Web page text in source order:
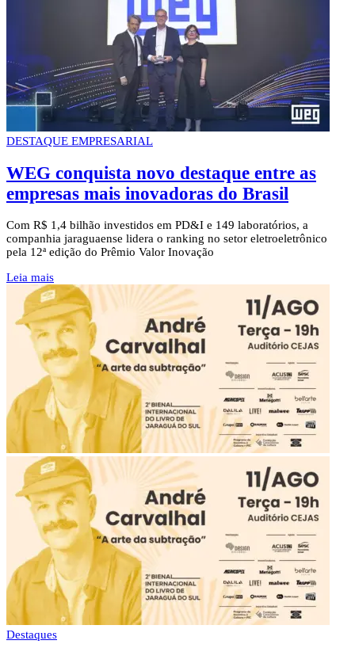
DESTAQUE EMPRESARIAL
WEG conquista novo destaque entre as
empresas mais inovadoras do Brasil
Com R$ 1,4 bilhão investidos em PD&I e 149 laboratórios, a
companhia jaraguaense lidera o ranking no setor eletroeletrônico
pela 12ª edição do Prêmio Valor Inovação
Leia mais
Destaques